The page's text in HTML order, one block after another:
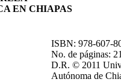
EN CHIAPAS
ISBN: 978-607-
No. de páginas:
D.R. © 2011
Autónoma de